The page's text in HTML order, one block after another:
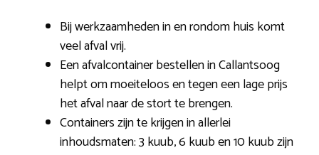
Bij werkzaamheden in en rondom huis komt
veel afval vrij.
Een afvalcontainer bestellen in Callantsoog
helpt om moeiteloos en tegen een lage prijs
het afval naar de stort te brengen.
Containers zijn te krijgen in allerlei
inhoudsmaten: 3 kuub, 6 kuub en 10 kuub zijn